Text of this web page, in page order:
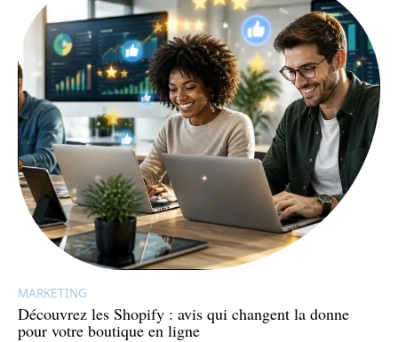
MARKETING
Découvrez les Shopify : avis qui changent la donne
pour votre boutique en ligne